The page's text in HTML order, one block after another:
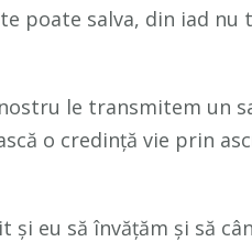
poate salva, din iad nu
le transmitem un
o credință vie prin
eu să învățăm și să